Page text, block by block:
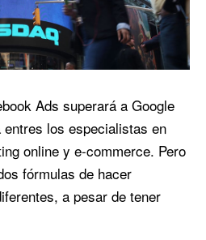
Ads superará a Google
los especialistas en
online y e-commerce. Pero
fórmulas de hacer
a pesar de tener